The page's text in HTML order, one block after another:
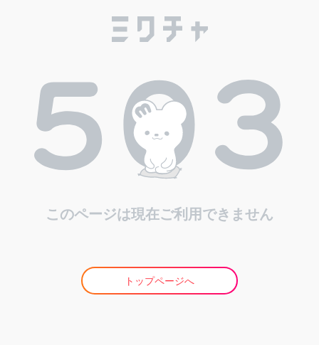
このページは現在ご利用できません